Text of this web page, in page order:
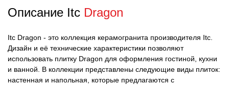
Описание Itc Dragon
Itc Dragon - это коллекция керамогранита производителя Itc.
Дизайн и её технические характеристики позволяют
использовать плитку Dragon для оформления гостиной, кухни
и ванной. В коллекции представлены следующие виды плиток:
настенная и напольная, которые предлагаются с